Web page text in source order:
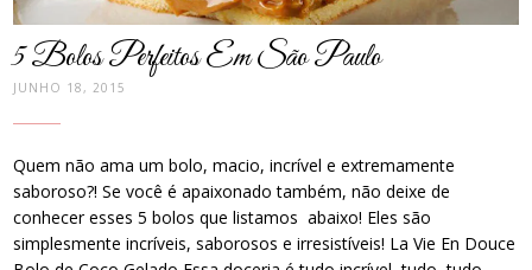
5 Bolos Perfeitos Em São Paulo
JUNHO 18, 2015
Quem não ama um bolo, macio, incrível e extremamente
saboroso?! Se você é apaixonado também, não deixe de
conhecer esses 5 bolos que listamos abaixo! Eles são
simplesmente incríveis, saborosos e irresistíveis! La Vie En Douce